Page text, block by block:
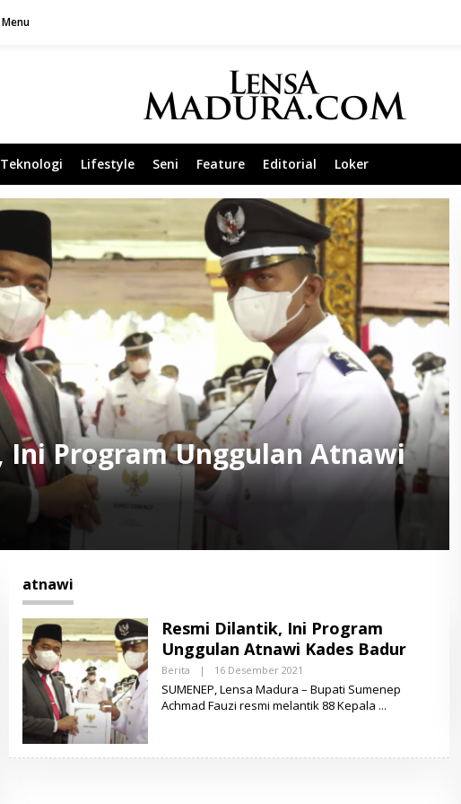
Teknologi Lifestyle Seni Feature Editorial Loker
Ini Program Unggulan Atnawi
atnawi
Resmi Dilantik, Ini Program
Unggulan Atnawi Kades Badur
Berita | 16 Desember 2021
E
H
S
SUMENEP, Lensa Madura – Bupati Sumenep
Achmad Fauzi resmi melantik 88 Kepala